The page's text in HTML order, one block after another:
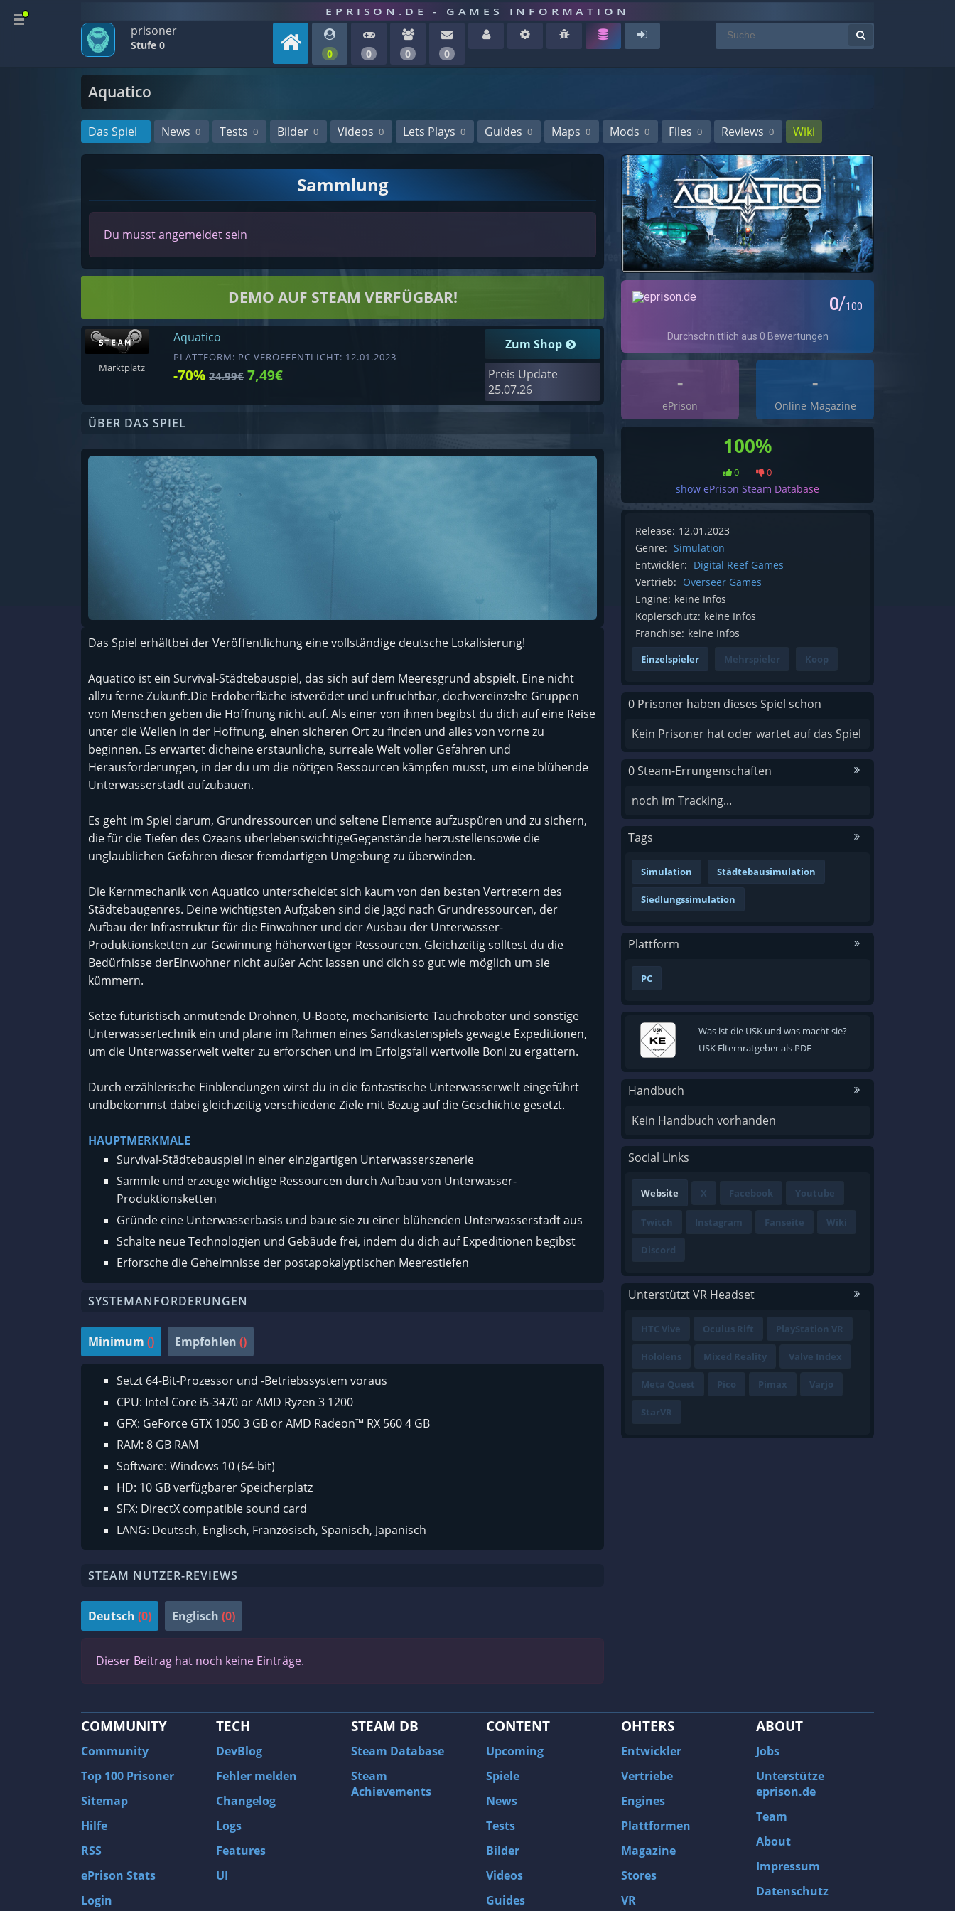
EPRISON.DE - GAMES INFORMATION
prisoner
Stufe 0
0 0 0 0
Aquatico
Das Spiel News 0 Tests 0 Bilder 0 Videos 0 Lets Plays 0 Guides 0 Maps 0 Mods 0 Files 0 Reviews 0 Wiki
Sammlung
Du musst angemeldet sein
DEMO AUF STEAM VERFÜGBAR!
Marktplatz
Aquatico
PLATTFORM: PC VERÖFFENTLICHT: 12.01.2023
-70% 24.99€ 7,49€
Zum Shop
Preis Update
25.07.26
ÜBER DAS SPIEL
Das Spiel erhältbei der Veröffentlichung eine vollständige deutsche Lokalisierung!
Aquatico ist ein Survival-Städtebauspiel, das sich auf dem Meeresgrund abspielt. Eine nicht
allzu ferne Zukunft.Die Erdoberfläche istverödet und unfruchtbar, dochvereinzelte Gruppen
von Menschen geben die Hoffnung nicht auf. Als einer von ihnen begibst du dich auf eine Reise
unter die Wellen in der Hoffnung, einen sicheren Ort zu finden und alles von vorne zu
beginnen. Es erwartet dicheine erstaunliche, surreale Welt voller Gefahren und
Herausforderungen, in der du um die nötigen Ressourcen kämpfen musst, um eine blühende
Unterwasserstadt aufzubauen.
Es geht im Spiel darum, Grundressourcen und seltene Elemente aufzuspüren und zu sichern,
die für die Tiefen des Ozeans überlebenswichtigeGegenstände herzustellensowie die
unglaublichen Gefahren dieser fremdartigen Umgebung zu überwinden.
Die Kernmechanik von Aquatico unterscheidet sich kaum von den besten Vertretern des
Städtebaugenres. Deine wichtigsten Aufgaben sind die Jagd nach Grundressourcen, der
Aufbau der Infrastruktur für die Einwohner und der Ausbau der Unterwasser-
Produktionsketten zur Gewinnung höherwertiger Ressourcen. Gleichzeitig solltest du die
Bedürfnisse derEinwohner nicht außer Acht lassen und dich so gut wie möglich um sie
kümmern.
Setze futuristisch anmutende Drohnen, U-Boote, mechanisierte Tauchroboter und sonstige
Unterwassertechnik ein und plane im Rahmen eines Sandkastenspiels gewagte Expeditionen,
um die Unterwasserwelt weiter zu erforschen und im Erfolgsfall wertvolle Boni zu ergattern.
Durch erzählerische Einblendungen wirst du in die fantastische Unterwasserwelt eingeführt
undbekommst dabei gleichzeitig verschiedene Ziele mit Bezug auf die Geschichte gesetzt.
HAUPTMERKMALE
Survival-Städtebauspiel in einer einzigartigen Unterwasserszenerie
Sammle und erzeuge wichtige Ressourcen durch Aufbau von Unterwasser-
Produktionsketten
Gründe eine Unterwasserbasis und baue sie zu einer blühenden Unterwasserstadt aus
Schalte neue Technologien und Gebäude frei, indem du dich auf Expeditionen begibst
Erforsche die Geheimnisse der postapokalyptischen Meerestiefen
SYSTEMANFORDERUNGEN
Minimum () Empfohlen ()
Setzt 64-Bit-Prozessor und -Betriebssystem voraus
CPU: Intel Core i5-3470 or AMD Ryzen 3 1200
GFX: GeForce GTX 1050 3 GB or AMD Radeon™ RX 560 4 GB
RAM: 8 GB RAM
Software: Windows 10 (64-bit)
HD: 10 GB verfügbarer Speicherplatz
SFX: DirectX compatible sound card
LANG: Deutsch, Englisch, Französisch, Spanisch, Japanisch
STEAM NUTZER-REVIEWS
Deutsch (0) Englisch (0)
Dieser Beitrag hat noch keine Einträge.
-
ePrison
-
Online-Magazine
100%
0 0
show ePrison Steam Database
Release: 12.01.2023
Genre: Simulation
Entwickler: Digital Reef Games
Vertrieb: Overseer Games
Engine: keine Infos
Kopierschutz: keine Infos
Franchise: keine Infos
Einzelspieler Mehrspieler Koop
0 Prisoner haben dieses Spiel schon
Kein Prisoner hat oder wartet auf das Spiel
0 Steam-Errungenschaften
noch im Tracking...
Tags
Simulation Städtebausimulation
Siedlungssimulation
Plattform
PC
Was ist die USK und was macht sie?
USK Elternratgeber als PDF
Handbuch
Kein Handbuch vorhanden
Social Links
Website X Facebook Youtube
Twitch Instagram Fanseite Wiki
Discord
Unterstützt VR Headset
HTC Vive Oculus Rift PlayStation VR
Hololens Mixed Reality Valve Index
Meta Quest Pico Pimax Varjo
StarVR
COMMUNITY
Community
Top 100 Prisoner
Sitemap
Hilfe
RSS
ePrison Stats
Login
TECH
DevBlog
Fehler melden
Changelog
Logs
Features
UI
STEAM DB
Steam Database
Steam
Achievements
CONTENT
Upcoming
Spiele
News
Tests
Bilder
Videos
Guides
OHTERS
Entwickler
Vertriebe
Engines
Plattformen
Magazine
Stores
VR
ABOUT
Jobs
Unterstütze
eprison.de
Team
About
Impressum
Datenschutz